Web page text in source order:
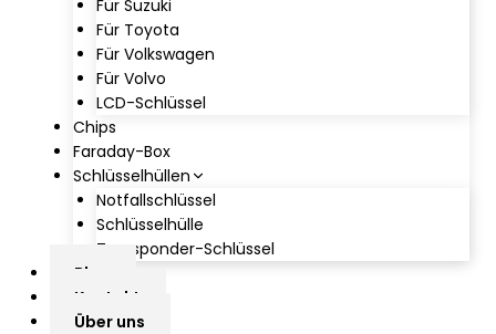
Für Suzuki
Für Toyota
Für Volkswagen
Für Volvo
LCD-Schlüssel
Chips
Faraday-Box
Schlüsselhüllen
Notfallschlüssel
Schlüsselhülle
Transponder-Schlüssel
Blog
Kontakt
Über uns